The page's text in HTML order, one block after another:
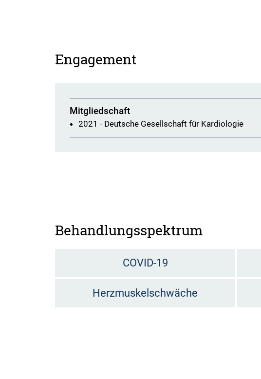
Engagement
Mitgliedschaft
2021 - Deutsche Gesellschaft für Kardiologie
Behandlungsspektrum
COVID-19
Herzmuskelschwäche